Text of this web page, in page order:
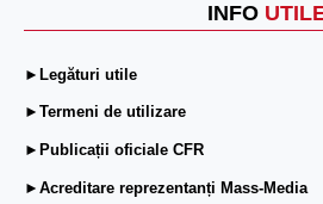
INFO
►Legături utile
►Termeni de utilizare
►Publicații oficiale CFR
►Acreditare reprezentanți Mass-Media